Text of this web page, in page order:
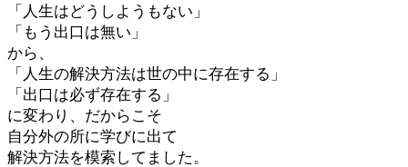
「人生はどうしようもない」
「もう出口は無い」
から、
「人生の解決方法は世の中に存在する」
「出口は必ず存在する」
に変わり、だからこそ
自分外の所に学びに出て
解決方法を模索してました。